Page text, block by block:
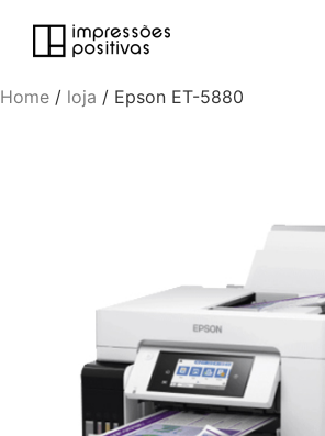
Home / loja / Epson ET-5880